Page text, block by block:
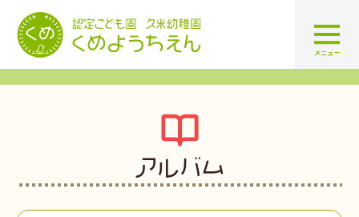
認定こども園 学校法人久米幼
メニュー
アルバム